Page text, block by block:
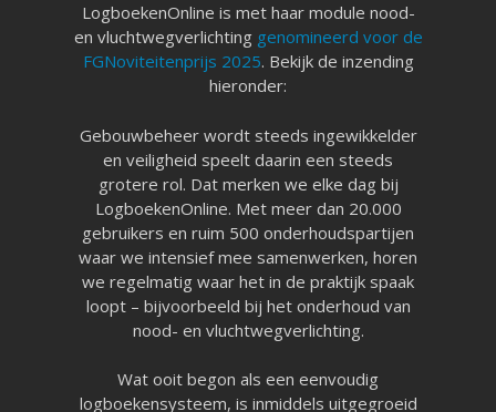
LogboekenOnline is met haar module nood-
en vluchtwegverlichting genomineerd voor de
FGNoviteitenprijs 2025. Bekijk de inzending
hieronder:
Gebouwbeheer wordt steeds ingewikkelder
en veiligheid speelt daarin een steeds
grotere rol. Dat merken we elke dag bij
LogboekenOnline. Met meer dan 20.000
gebruikers en ruim 500 onderhoudspartijen
waar we intensief mee samenwerken, horen
we regelmatig waar het in de praktijk spaak
loopt – bijvoorbeeld bij het onderhoud van
nood- en vluchtwegverlichting.
Wat ooit begon als een eenvoudig
logboekensysteem, is inmiddels uitgegroeid